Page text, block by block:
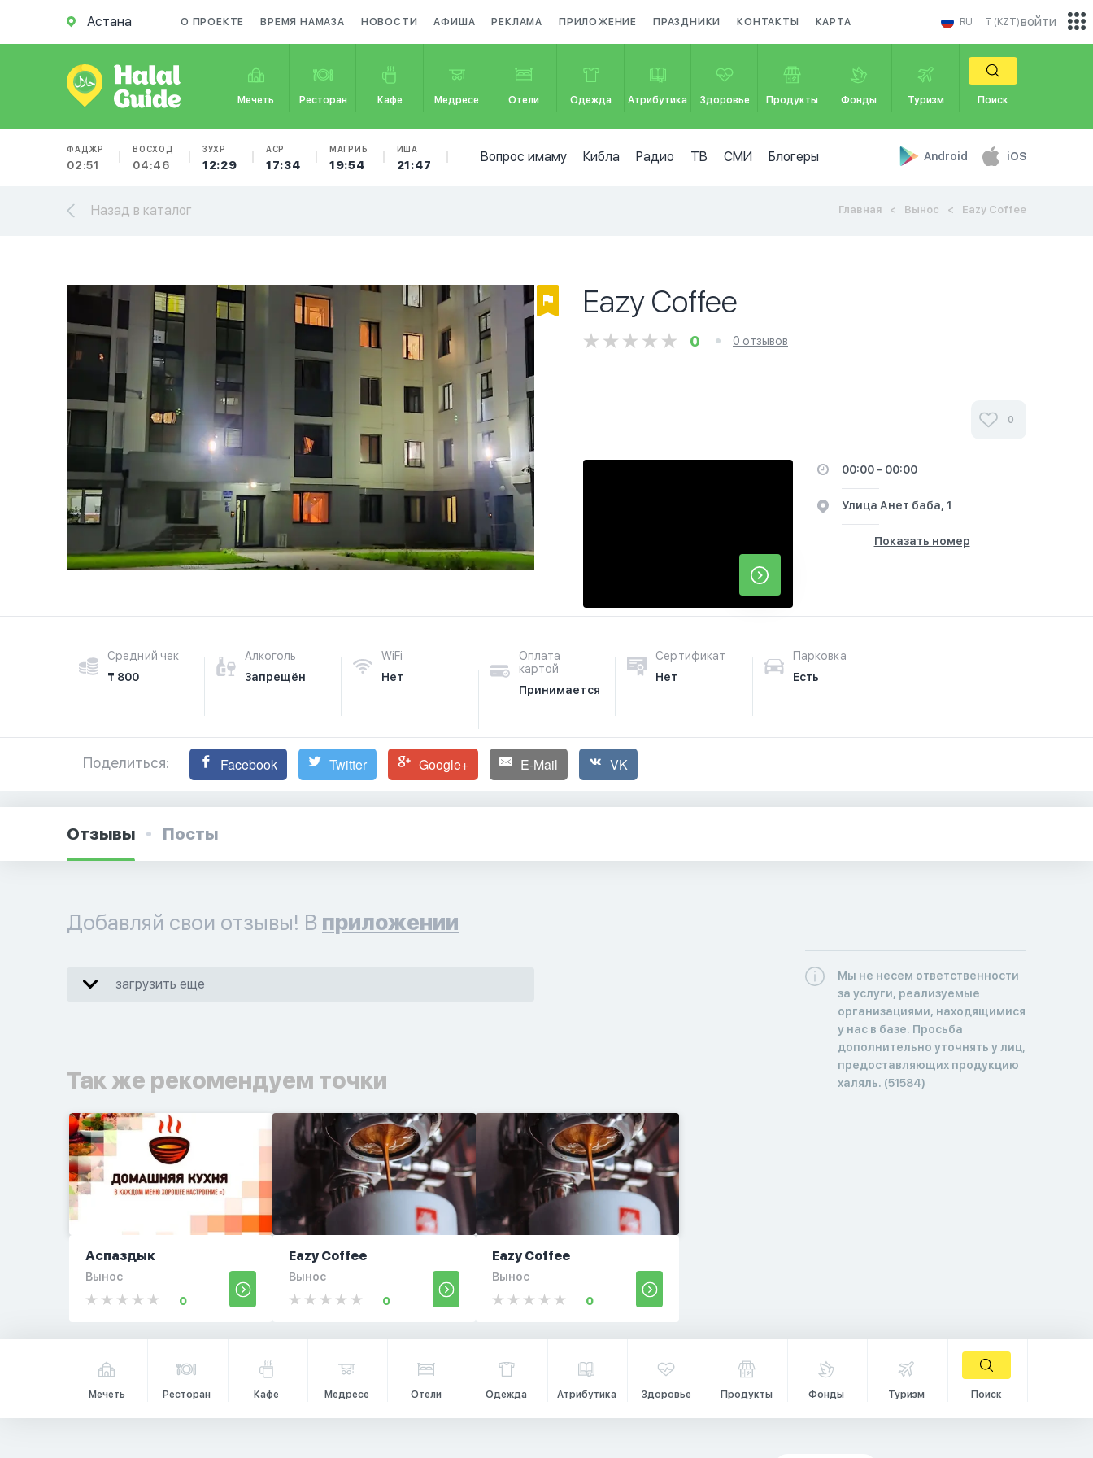
Астана О ПРОЕКТЕ ВРЕМЯ НАМАЗА НОВОСТИ АФИША РЕКЛАМА ПРИЛОЖЕНИЕ ПРАЗДНИКИ КОНТАКТЫ КАРТА RU ₸ (KZT)
Мечеть Ресторан Кафе Медресе Отели Одежда Атрибутика Здоровье Продукты Фонды Туризм Поиск
ФАДЖР
02:51
ВОСХОД
04:46
ЗУХР
12:29
АСР
17:34
МАГРИБ
19:54
ИША
21:47
Вопрос имаму Кибла Радио ТВ СМИ Блогеры Android iOS
войти
Назад в каталог Главная Вынос Eazy Coffee
Eazy Coffee
0 0 отзывов
0
00:00 - 00:00
​Улица Анет баба, 1
Показать номер
Средний чек
₸ 800
Алкоголь
Запрещён
WiFi
Нет
Оплата
картой
Принимается
Сертификат
Нет
Парковка
Есть
Поделиться: Facebook Twitter Google+ E-Mail VK
Отзывы Посты
Добавляй свои отзывы! В приложении
загрузить еще
Так же рекомендуем точки
Аспаздык
Вынос
0
Eazy Coffee
Вынос
0
Eazy Coffee
Вынос
0
Мы не несем ответственности
за услуги, реализуемые
организациями, находящимися
у нас в базе. Просьба
дополнительно уточнять у лиц,
предоставляющих продукцию
халяль. (51584)
Мечеть Ресторан Кафе Медресе Отели Одежда Атрибутика Здоровье Продукты Фонды Туризм Поиск